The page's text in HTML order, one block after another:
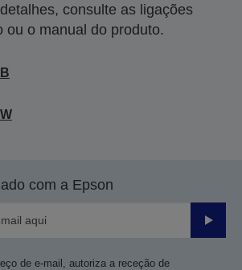
consulte as ligações
ou o manual do produto.
com a Epson
Enviar
de e-mail, autoriza a receção de